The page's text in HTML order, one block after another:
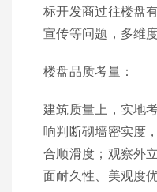
标开发商过往楼盘
宣传等问题，多维
楼盘品质考量：
建筑质量上，实地
响判断砌墙密实度
合顺滑度；观察外
面耐久性、美观度